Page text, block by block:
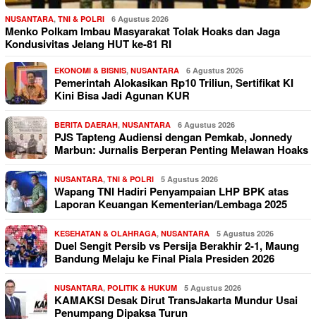
NUSANTARA, TNI & POLRI 6 Agustus 2026
Menko Polkam Imbau Masyarakat Tolak Hoaks dan Jaga
Kondusivitas Jelang HUT ke-81 RI
EKONOMI & BISNIS, NUSANTARA 6 Agustus 2026
Pemerintah Alokasikan Rp10 Triliun, Sertifikat KI
Kini Bisa Jadi Agunan KUR
BERITA DAERAH, NUSANTARA 6 Agustus 2026
PJS Tapteng Audiensi dengan Pemkab, Jonnedy
Marbun: Jurnalis Berperan Penting Melawan Hoaks
NUSANTARA, TNI & POLRI 5 Agustus 2026
Wapang TNI Hadiri Penyampaian LHP BPK atas
Laporan Keuangan Kementerian/Lembaga 2025
KESEHATAN & OLAHRAGA, NUSANTARA 5 Agustus 2026
Duel Sengit Persib vs Persija Berakhir 2-1, Maung
Bandung Melaju ke Final Piala Presiden 2026
NUSANTARA, POLITIK & HUKUM 5 Agustus 2026
KAMAKSI Desak Dirut TransJakarta Mundur Usai
Penumpang Dipaksa Turun